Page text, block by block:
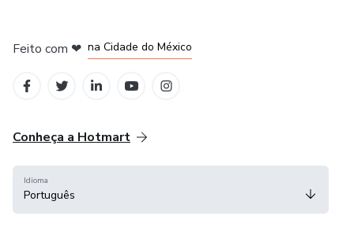
Feito com ❤ na Cidade do México
Conheça a Hotmart
Idioma
Português